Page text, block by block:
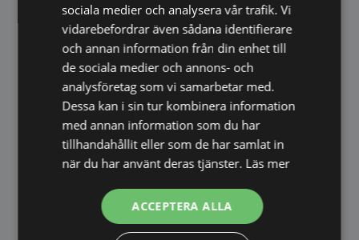
Intelligent styrning, med en knapptryckning.
Med iCookingSuite, matlagningsintelligensen i
iVario. Som individuellt anpassar
tillagningsprocessen efter varje rätt och ser till
att du får önskat resultat, lär sig, anpassar sig
efter ditt sätt att laga mat och bara ber om din
hjälp när du behöver göra en insats. Till exempel
vända köttet. Maten bränner inte vid eller kokar
desserter – inga problem. Med AutoLift lyfts
pastan till och med automatiskt upp ur vattnet.
sociala medier och analysera vår trafik. Vi
vidarebefordrar även sådana identifierare
och annan information från din enhet till
de sociala medier och annons- och
analysföretag som vi samarbetar med.
Dessa kan i sin tur kombinera information
med annan information som du har
tillhandahållit eller som de har samlat in
när du har använt deras tjänster. Läs mer
ACCEPTERA ALLA